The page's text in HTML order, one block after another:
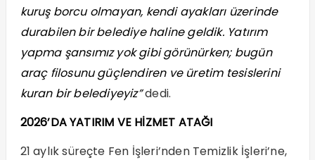
kuruş borcu olmayan, kendi ayakları üzerinde
durabilen bir belediye haline geldik. Yatırım
yapma şansımız yok gibi görünürken; bugün
araç filosunu güçlendiren ve üretim tesislerini
kuran bir belediyeyiz”dedi.
2026’DA YATIRIM VE HİZMET ATAĞI
21 aylık süreçte Fen İşleri’nden Temizlik İşleri’ne,